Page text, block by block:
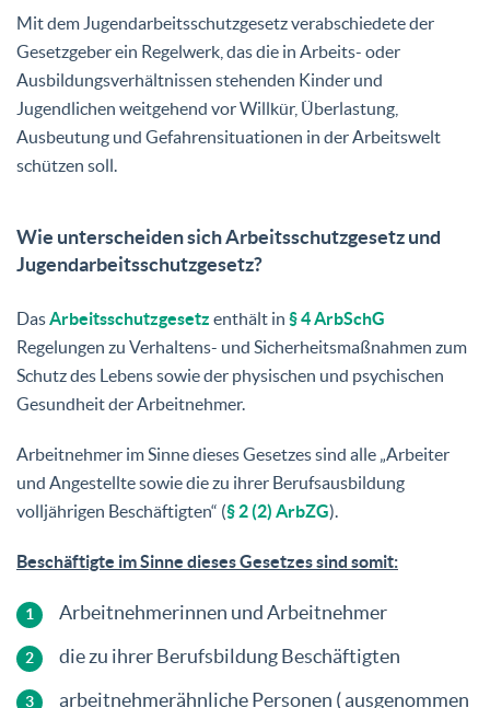
Mit dem Jugendarbeitsschutzgesetz verabschiedete der
Gesetzgeber ein Regelwerk, das die in Arbeits- oder
Ausbildungsverhältnissen stehenden Kinder und
Jugendlichen weitgehend vor Willkür, Überlastung,
Ausbeutung und Gefahrensituationen in der Arbeitswelt
schützen soll.
Wie unterscheiden sich Arbeitsschutzgesetz und
Jugendarbeitsschutzgesetz?
DasArbeitsschutzgesetz enthält in § 4 ArbSchG
Regelungen zu Verhaltens- und Sicherheitsmaßnahmen zum
Schutz des Lebens sowie der physischen und psychischen
Gesundheit der Arbeitnehmer.
Arbeitnehmer im Sinne dieses Gesetzes sind alle „Arbeiter
und Angestellte sowie die zu ihrer Berufsausbildung
volljährigen Beschäftigten“ (§ 2 (2) ArbZG).
Beschäftigte im Sinne dieses Gesetzes sind somit:
Arbeitnehmerinnen und Arbeitnehmer
die zu ihrer Berufsbildung Beschäftigten
arbeitnehmerähnliche Personen ( ausgenommen